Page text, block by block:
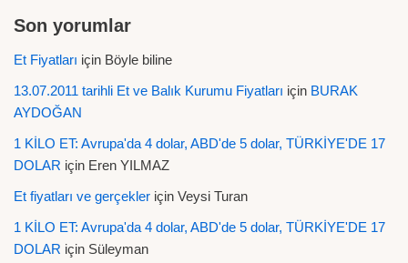
Son yorumlar
Et Fiyatları için Böyle biline
13.07.2011 tarihli Et ve Balık Kurumu Fiyatları için BURAK
AYDOĞAN
1 KİLO ET: Avrupa'da 4 dolar, ABD'de 5 dolar, TÜRKİYE'DE 17
DOLAR için Eren YILMAZ
Et fiyatları ve gerçekler için Veysi Turan
1 KİLO ET: Avrupa'da 4 dolar, ABD'de 5 dolar, TÜRKİYE'DE 17
DOLAR için Süleyman